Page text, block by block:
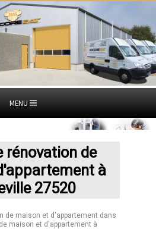
MENU
rénovation de
à
27520
de maison et d'appartement dans
maison et d'appartement à